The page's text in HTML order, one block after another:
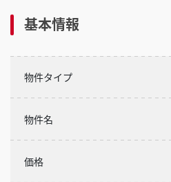
基本情報
物件タイプ
物件名
価格